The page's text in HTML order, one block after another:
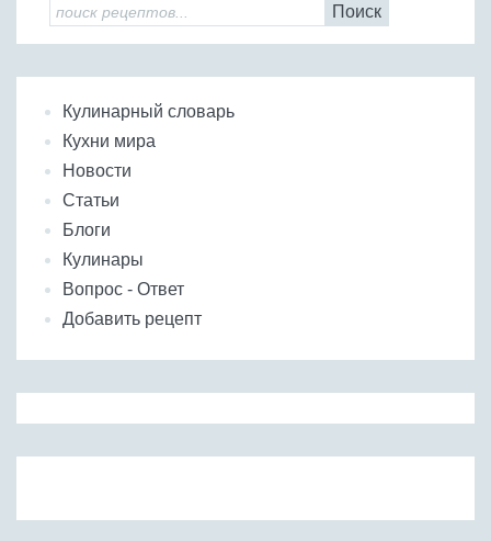
Поиск
Кулинарный словарь
Кухни мира
Новости
Статьи
Блоги
Кулинары
Вопрос - Ответ
Добавить рецепт